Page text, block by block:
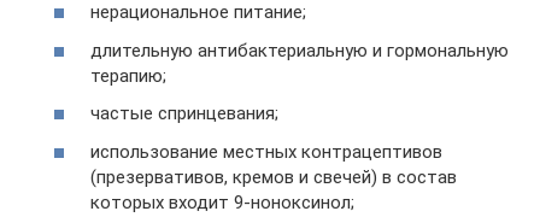
нерациональное питание;
длительную антибактериальную и гормональную
терапию;
частые спринцевания;
использование местных контрацептивов
(презервативов, кремов и свечей) в состав
которых входит 9-ноноксинол;